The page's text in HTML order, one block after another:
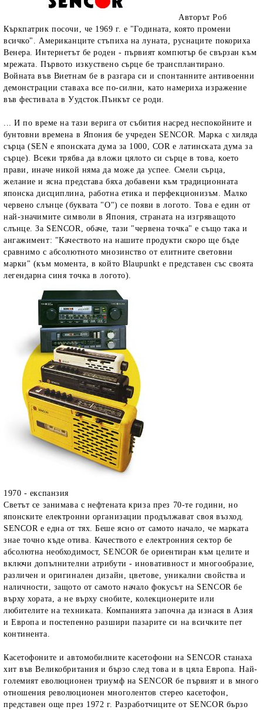
Авторът Роб
Къркпатрик посочи, че 1969 г. е "Годината, която промени
всичко". Американците стъпиха на луната, руснаците покориха
Венера. Интернетът бе роден - първият компютър бе свързан към
мрежата. Първото изкуствено сърце бе трансплантирано.
Войната във Виетнам бе в разгара си и спонтанните антивоенни
демонстрации ставаха все по-силни, като намериха изражение
във фестивала в Уудсток.Пънкът се роди.
... И по време на тази верига от събития насред неспокойните и
бунтовни времена в Япония бе учреден SENCOR. Maрка с хиляда
сърца (SEN е японската дума за 1000, COR е латинската дума за
сърце). Всеки трябва да вложи цялото си сърце в това, което
прави, иначе никой няма да може да успее. Смели сърца,
желание и ясна представа бяха добавени към традиционната
японска дисциплина, работна етика и перфекционизъм. Малко
червено слънце (буквата "О") се появи в логото. Това е един от
най-значимите символи в Япония, страната на изгряващото
слънце. За SENCOR, обаче, тази "червена точка" е също така и
ангажимент: "Качеството на нашите продукти скоро ще бъде
сравнимо с абсолютното мнозинство от елитните световни
марки" (към момента, в който Blaupunkt е представен със своята
легендарна синя точка в логото).
1970 - експанзия
Светът се занимава с нефтената криза през 70-те години, но
японските електронни организации продължават своя възход.
SENCOR е една от тях. Беше ясно от самото начало, че марката
знае точно къде отива. Качеството е електронния сектор бе
абсолютна необходимост, SENCOR бе ориентиран към целите и
включи допълнителни атрибути - иновативност и многообразие,
различен и оригинален дизайн, цветове, уникални свойства и
наличности, защото от самото начало фокусът на SENCOR бе
върху хората, а не върху снобите, колекционерите или
любителите на техниката. Компанията започна да изнася в Азия
и Европа и постепенно разшири пазарите си на всичките пет
континента.
Касетофоните и автомобилните касетофони на SENCOR станаха
хит във Великобритания и бързо след това и в цяла Европа. Най-
големият еволюционен триумф на SENCOR бе първият и в много
отношения революционен многолентов стерео касетофон,
представен още през 1972 г. Разработчиците от SENCOR бързо